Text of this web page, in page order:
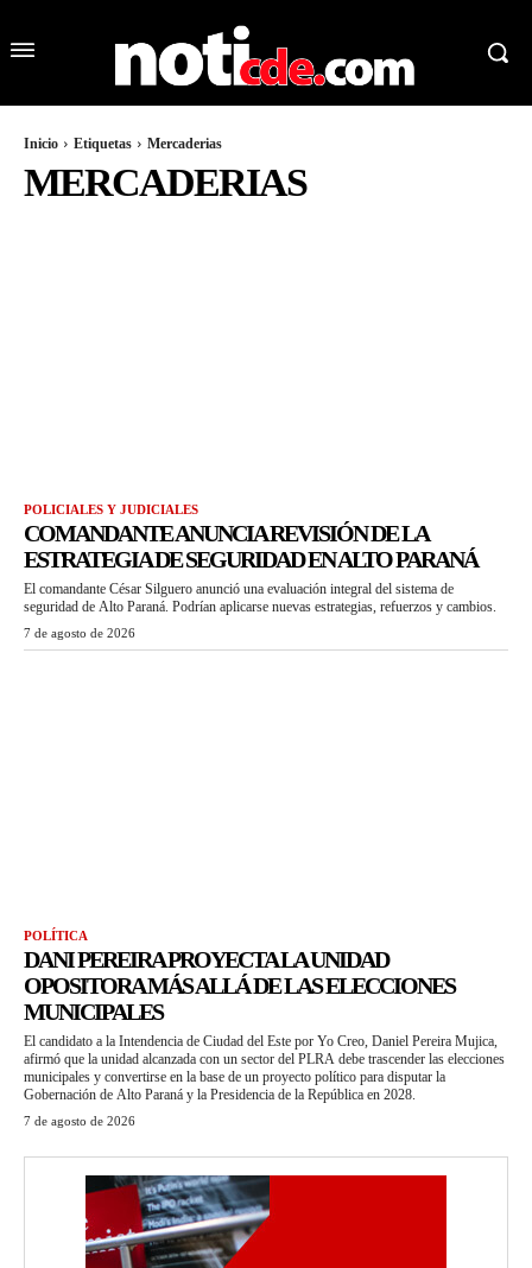
Inicio Etiquetas Mercaderias
MERCADERIAS
POLICIALES Y JUDICIALES
COMANDANTE ANUNCIA REVISIÓN DE LA
ESTRATEGIA DE SEGURIDAD EN ALTO PARANÁ
El comandante César Silguero anunció una evaluación integral del sistema de
seguridad de Alto Paraná. Podrían aplicarse nuevas estrategias, refuerzos y cambios.
7 de agosto de 2026
POLÍTICA
DANI PEREIRA PROYECTA LA UNIDAD
OPOSITORA MÁS ALLÁ DE LAS ELECCIONES
MUNICIPALES
El candidato a la Intendencia de Ciudad del Este por Yo Creo, Daniel Pereira Mujica,
afirmó que la unidad alcanzada con un sector del PLRA debe trascender las elecciones
municipales y convertirse en la base de un proyecto político para disputar la
Gobernación de Alto Paraná y la Presidencia de la República en 2028.
7 de agosto de 2026